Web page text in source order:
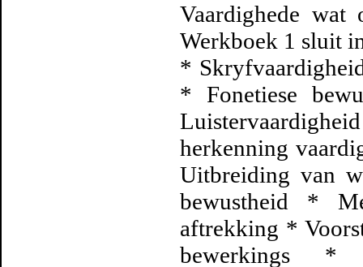
Vaardighede
Werkboek 1 sluit
*
* Fonetiese
herkenning
Uitbreiding van
bewustheid *
aftrekking *
bewerkings *